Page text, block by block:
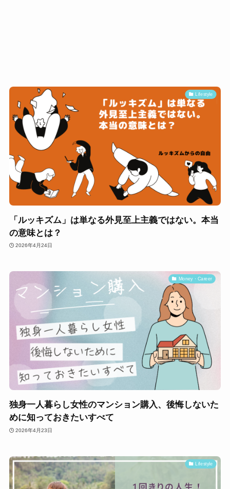
Lifestyle
「ルッキズム」は単なる外見至上主義ではない。本当
の意味とは？
2026年4月24日
Money・Career
独身一人暮らし女性のマンション購入、後悔しないた
めに知っておきたいすべて
2026年4月23日
Lifestyle